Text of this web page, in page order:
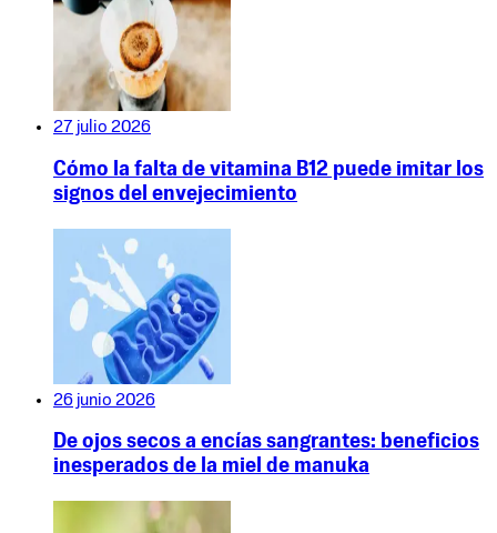
27 julio 2026
Cómo la falta de vitamina B12 puede imitar los
signos del envejecimiento
26 junio 2026
De ojos secos a encías sangrantes: beneficios
inesperados de la miel de manuka